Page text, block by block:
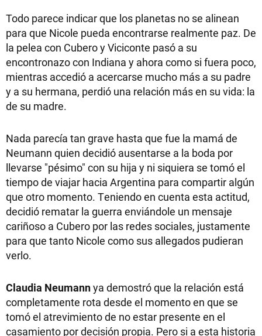
Todo parece indicar que los planetas no se alinean
para que Nicole pueda encontrarse realmente paz. De
la pelea con Cubero y Viciconte pasó a su
encontronazo con Indiana y ahora como si fuera poco,
mientras accedió a acercarse mucho más a su padre
y a su hermana, perdió una relación más en su vida: la
de su madre.
Nada parecía tan grave hasta que fue la mamá de
Neumann quien decidió ausentarse a la boda por
llevarse "pésimo" con su hija y ni siquiera se tomó el
tiempo de viajar hacia Argentina para compartir algún
que otro momento. Teniendo en cuenta esta actitud,
decidió rematar la guerra enviándole un mensaje
cariñoso a Cubero por las redes sociales, justamente
para que tanto Nicole como sus allegados pudieran
verlo.
Claudia Neumannya demostró que la relación está
completamente rota desde el momento en que se
tomó el atrevimiento de no estar presente en el
casamiento por decisión propia. Pero si a esta historia